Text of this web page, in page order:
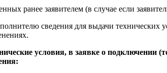
ранее заявителем (в случае если
сведения для выдачи
условия, в заявке о